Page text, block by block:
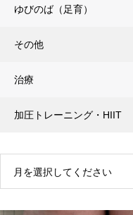
ゆびのば（足育）
その他
治療
加圧トレーニング・HIIT
月を選択してください